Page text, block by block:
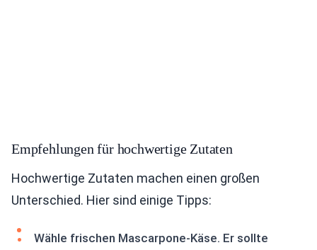
Empfehlungen für hochwertige Zutaten
Hochwertige Zutaten machen einen großen
Unterschied. Hier sind einige Tipps:
Wähle frischen Mascarpone-Käse. Er sollte